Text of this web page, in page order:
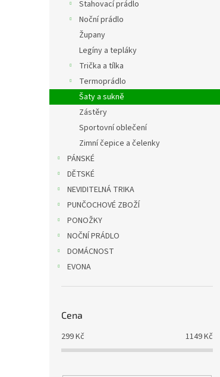
Stahovací prádlo
Noční prádlo
Župany
Legíny a tepláky
Trička a tílka
Termoprádlo
Šaty a sukně
Zástěry
Sportovní oblečení
Zimní čepice a čelenky
PÁNSKÉ
DĚTSKÉ
NEVIDITELNÁ TRIKA
PUNČOCHOVÉ ZBOŽÍ
PONOŽKY
NOČNÍ PRÁDLO
DOMÁCNOST
EVONA
Cena
299Kč 1149Kč